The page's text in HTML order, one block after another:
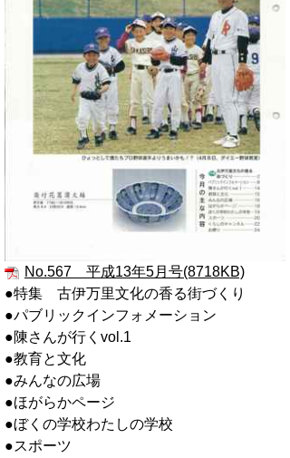
No.567 平成13年5月号(8718KB)
●特集 古伊万里文化の香る街づくり
●パブリックインフォメーション
●陳さんが行くvol.1
●教育と文化
●みんなの広場
●ほがらかページ
●ぼくの学校わたしの学校
●スポーツ